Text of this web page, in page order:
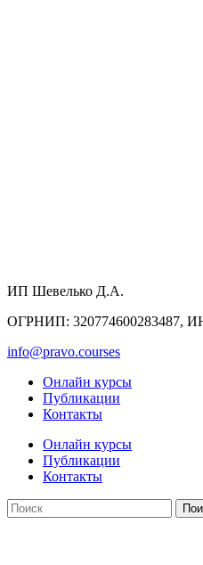
ИП Шевелько Д.А.
ОГРНИП: 320774600283487,
info@pravo.courses
Онлайн курсы
Публикации
Контакты
Онлайн курсы
Публикации
Контакты